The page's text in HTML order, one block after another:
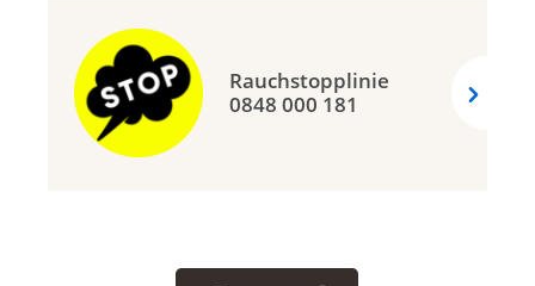
Rauchstopplinie
0848 000 181